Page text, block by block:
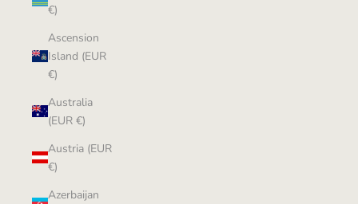
€)
Ascension
Island (EUR
€)
Australia
(EUR €)
Austria (EUR
€)
Azerbaijan